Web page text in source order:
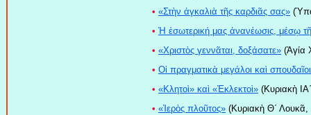
• «Στὴν ἀγκαλιὰ τῆς καρδιᾶς σας»
• Ἡ ἐσωτερική μας ἀνανέωσις, μέσῳ
• «Χριστὸς γεννᾶται, δοξάσατε» (Ἁγία
• Οἱ πραγματικὰ μεγάλοι καὶ σπουδαῖοι
• «Κλητοὶ» καὶ «Ἐκλεκτοὶ» (Κυριακὴ
• «Ἱερὸς πλοῦτος» (Κυριακὴ Θ΄